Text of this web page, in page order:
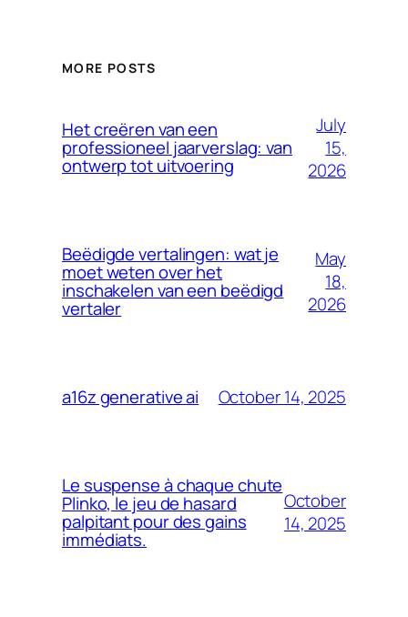
MORE POSTS
Het creëren van een
professioneel jaarverslag: van
ontwerp tot uitvoering
July
15,
2026
Beëdigde vertalingen: wat je
moet weten over het
inschakelen van een beëdigd
vertaler
May
18,
2026
a16z generative ai October 14, 2025
Le suspense à chaque chute
Plinko, le jeu de hasard
palpitant pour des gains
immédiats.
October
14, 2025